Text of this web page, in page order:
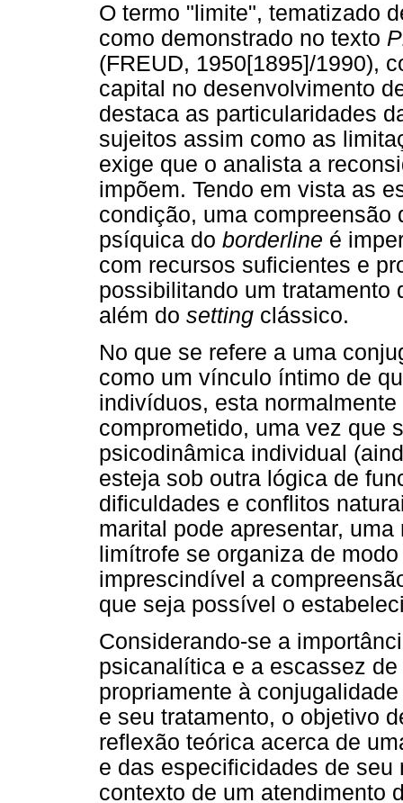
O termo "limite", tematizado
como demonstrado no texto
(FREUD, 1950[1895]/1990),
capital no desenvolvimento
destaca as particularidades
sujeitos assim como as
exige que o analista a
impõem. Tendo em vista as
condição, uma
psíquica do borderline é
com recursos suficientes e
possibilitando um tratamento
além do setting clássico.
No que se refere a uma
como um vínculo íntimo de
indivíduos, esta
comprometido, uma vez que
psicodinâmica individual
esteja sob outra lógica de
dificuldades e conflitos
marital pode apresentar,
limítrofe se organiza de
imprescindível a
que seja possível o
Considerando-se a
psicanalítica e a escassez
propriamente à
e seu tratamento, o objetivo
reflexão teórica acerca de
e das especificidades de
contexto de um atendimento